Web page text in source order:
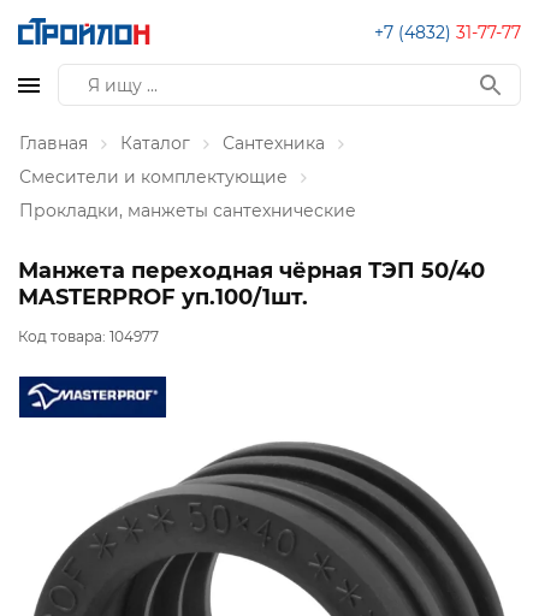
+7 (4832) 31-77-77
Главная Каталог
Сантехника
Смесители и комплектующие
Прокладки, манжеты сантехнические
Манжета переходная чёрная ТЭП 50/40
MASTERPROF уп.100/1шт.
Код товара: 104977